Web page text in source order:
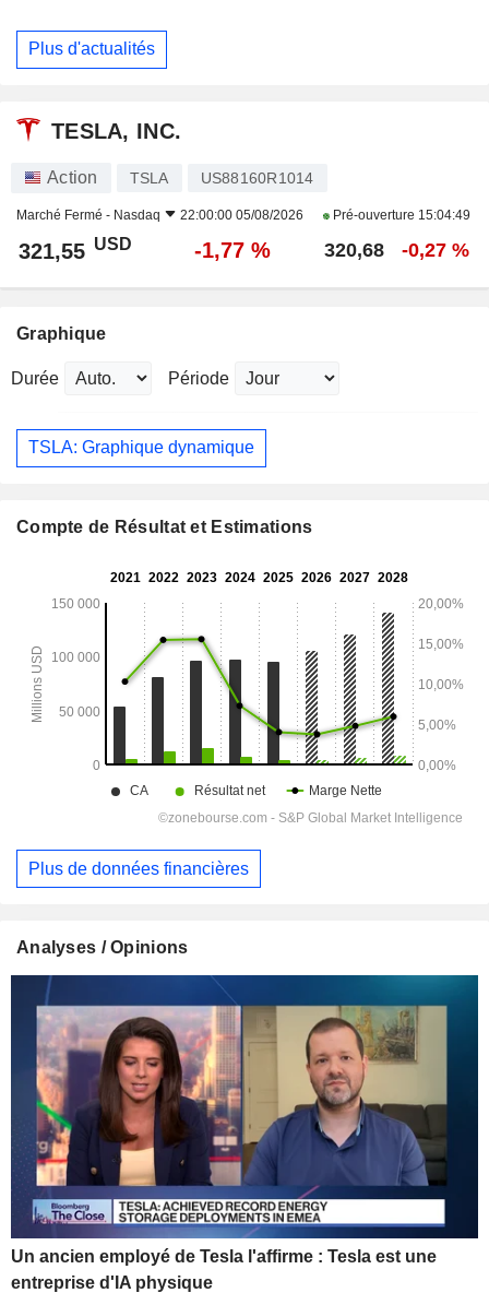
Plus d'actualités
TESLA, INC.
Action TSLA US88160R1014
Marché Fermé - Nasdaq 22:00:00 05/08/2026 Pré-ouverture 15:04:49
321,55 USD -1,77 % 320,68 -0,27 %
Graphique
Durée Période
TSLA: Graphique dynamique
Compte de Résultat et Estimations
Plus de données financières
Analyses / Opinions
Un ancien employé de Tesla l'affirme : Tesla est une
entreprise d'IA physique